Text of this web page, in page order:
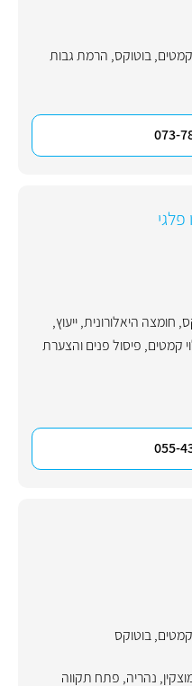
קמטים,בוטוקס, הרמת גבות
073-
, חומצה היאלורונית,ייעוץ,
קמטים, פיסול פנים והצערת
055-
קמטים,בוטוקס
, נהריה, פתח תקווה